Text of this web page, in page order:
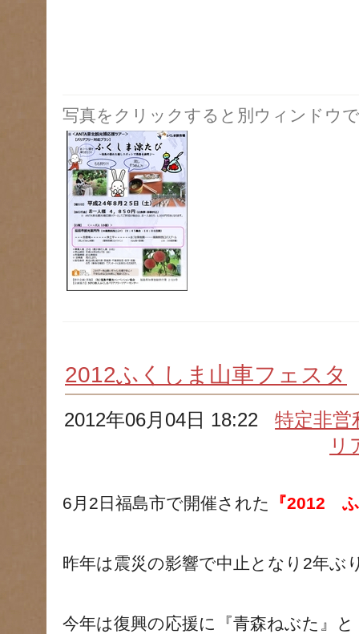
写真をクリックすると別ウィンドウ
2012ふくしま山車フェスタ
2012年06月04日 18:22特定非
リ
6月2日福島市で開催された 『2012
昨年は震災の影響で中止となり2年ぶ
今年は復興の応援に『青森ねぶた』